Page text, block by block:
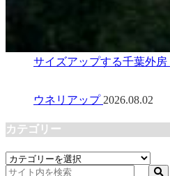
サイズアップする千葉外房
ウネリアップ 2026.08.02
カテゴリー
カ
テ